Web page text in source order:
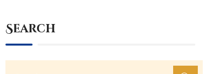
Search